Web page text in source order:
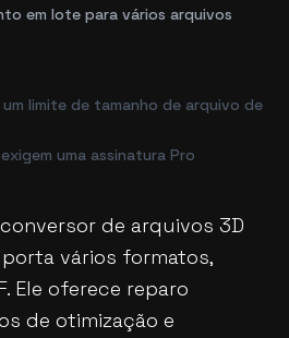
em lote para vários arquivos
limite de tamanho de arquivo de
uma assinatura Pro
de arquivos 3D
vários formatos,
Ele oferece reparo
de otimização e